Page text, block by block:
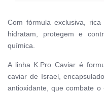
Com fórmula exclusiva,
hidratam, protegem e
química.
A linha K.Pro Caviar é
caviar de Israel,
antioxidante, que combate